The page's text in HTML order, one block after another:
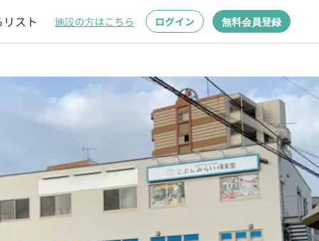
スト 施設の方はこちら ログイン 無料会員登録